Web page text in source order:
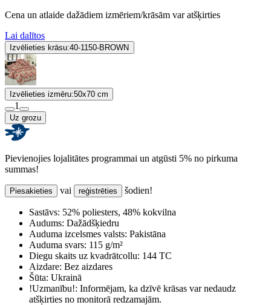
Cena un atlaide dažādiem izmēriem/krāsām var atšķirties
Lai dalītos
Izvēlieties krāsu:40-1150-BROWN
Izvēlieties izmēru:50x70 cm
1
Uz grozu
Pievienojies lojalitātes programmai un atgūsti 5% no pirkuma
summas!
Piesakieties vai reģistrēties šodien!
Sastāvs: 52% poliesters, 48% kokvilna
Audums: Dažādšķiedru
Auduma izcelsmes valsts: Pakistāna
Auduma svars: 115 g/m²
Diegu skaits uz kvadrātcollu: 144 TC
Aizdare: Bez aizdares
Šūta: Ukrainā
!Uzmanību!: Informējam, ka dzīvē krāsas var nedaudz
atšķirties no monitorā redzamajām.